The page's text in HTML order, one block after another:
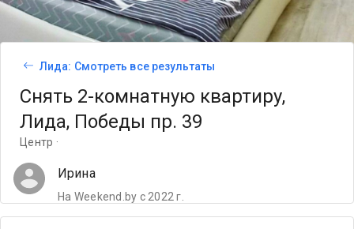
Лида: Смотреть все результаты
Снять 2-комнатную квартиру,
Лида, Победы пр. 39
Центр ·
Ирина
На Weekend.by с 2022 г.